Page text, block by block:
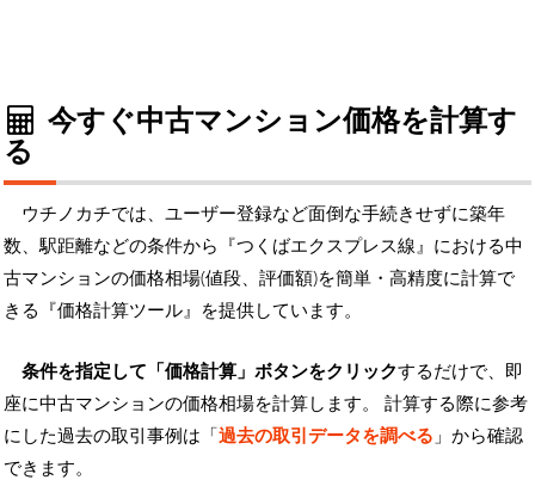
今すぐ中古マンション価格を計算す
る
ウチノカチでは、ユーザー登録など面倒な手続きせずに築年
数、駅距離などの条件から『つくばエクスプレス線』における中
古マンションの価格相場(値段、評価額)を簡単・高精度に計算で
きる『価格計算ツール』を提供しています。
条件を指定して「価格計算」ボタンをクリックするだけで、即
座に中古マンションの価格相場を計算します。 計算する際に参考
にした過去の取引事例は「過去の取引データを調べる 」から確認
できます。